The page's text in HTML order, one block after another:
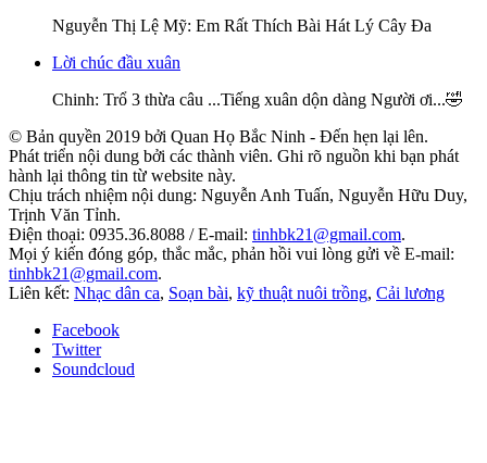
Nguyễn Thị Lệ Mỹ: Em Rất Thích Bài Hát Lý Cây Đa
Lời chúc đầu xuân
Chinh: Trổ 3 thừa câu ...Tiếng xuân dộn dàng Người ơi...🤣
© Bản quyền 2019 bởi Quan Họ Bắc Ninh - Đến hẹn lại lên.
Phát triển nội dung bởi các thành viên. Ghi rõ nguồn khi bạn phát
hành lại thông tin từ website này.
Chịu trách nhiệm nội dung: Nguyễn Anh Tuấn, Nguyễn Hữu Duy,
Trịnh Văn Tỉnh.
Điện thoại: 0935.36.8088 / E-mail: tinhbk21@gmail.com.
Mọi ý kiến đóng góp, thắc mắc, phản hồi vui lòng gửi về E-mail:
tinhbk21@gmail.com.
Liên kết: Nhạc dân ca, Soạn bài, kỹ thuật nuôi trồng, Cải lương
Facebook
Twitter
Soundcloud